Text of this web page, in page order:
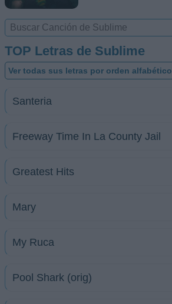
TOP Letras de Sublime
Ver todas sus letras por orden alfabético
Santeria
Freeway Time In La County Jail
Greatest Hits
Mary
My Ruca
Pool Shark (orig)